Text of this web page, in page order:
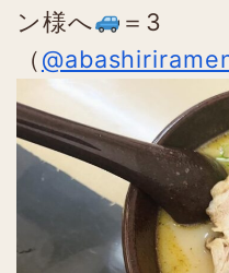
ン様へ
＝3
（